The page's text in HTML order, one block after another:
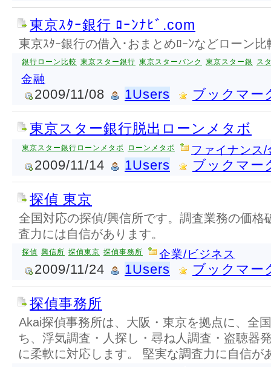
東京ｽﾀｰ銀行 ﾛｰﾝﾅﾋﾞ.com
東京ｽﾀｰ銀行の借入･おまとめﾛｰﾝなどローン比
銀行ローン比較 東京スター銀行 東京スターバンク 東京スター銀 ス
金融
2009/11/08 1Users ブックマー
東京スター銀行脱出ローンメタボ
東京スター銀行ローンメタボ ローンメタボ ファイナンス/
2009/11/14 1Users ブックマー
探偵 東京
全国対応の探偵/興信所です。調査業務の価格
査力には自信があります。
探偵 興信所 探偵東京 探偵事務所 企業/ビジネス
2009/11/24 1Users ブックマー
探偵事務所
Akai探偵事務所は、大阪・東京を拠点に、全
ち、浮気調査・人探し・尋ね人調査・盗聴器
に柔軟に対応します。 堅実な調査力に自信が